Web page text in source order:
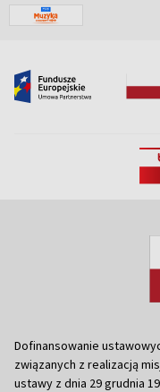
Dofinansowanie
związanych z realizacją
ustawy z dnia 29 grudnia